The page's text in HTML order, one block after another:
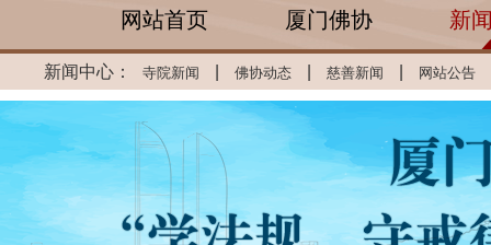
网站首页 厦门佛协 新
新闻中心： 寺院新闻 佛协动态 慈善新闻 网站公告